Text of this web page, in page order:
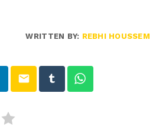
WRITTEN BY: REBHI HOUSSEM
email